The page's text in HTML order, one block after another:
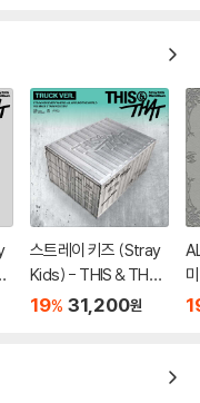
스트레이 키즈 (Stray
Kids) - THIS & THAT
[TRUCK VER.]
19% 31,200원